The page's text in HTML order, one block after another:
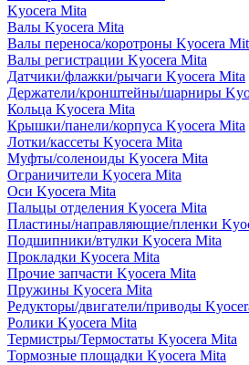
Kyocera Mita
Валы Kyocera Mita
Валы переноса/коротроны Kyocera
Валы регистрации Kyocera Mita
Датчики/флажки/рычаги Kyocera Mita
Держатели/кронштейны/шарниры
Кольца Kyocera Mita
Крышки/панели/корпуса Kyocera Mita
Лотки/кассеты Kyocera Mita
Муфты/соленоиды Kyocera Mita
Ограничители Kyocera Mita
Оси Kyocera Mita
Пальцы отделения Kyocera Mita
Пластины/направляющие/пленки
Подшипники/втулки Kyocera Mita
Прокладки Kyocera Mita
Прочие запчасти Kyocera Mita
Пружины Kyocera Mita
Редукторы/двигатели/приводы
Ролики Kyocera Mita
Термистры/Термостаты Kyocera Mita
Тормозные площадки Kyocera Mita